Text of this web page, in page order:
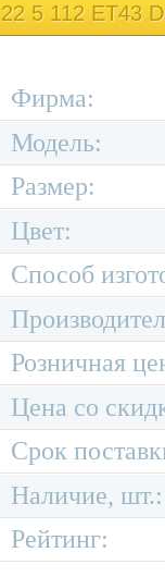
5 112 ET43
Фирма:
Модель:
Размер:
Цвет:
Способ
Розничная
Цена со
Срок
Наличие, шт.:
Рейтинг: